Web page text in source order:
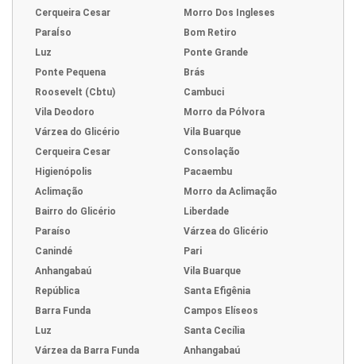
Cerqueira Cesar
Morro Dos Ingleses
ParaÍso
Bom Retiro
Luz
Ponte Grande
Ponte Pequena
Brás
Roosevelt (Cbtu)
Cambuci
Vila Deodoro
Morro da Pólvora
Várzea do Glicério
Vila Buarque
Cerqueira Cesar
Consolação
Higienópolis
Pacaembu
Aclimação
Morro da Aclimação
Bairro do Glicério
Liberdade
Paraíso
Várzea do Glicério
Canindé
Pari
Anhangabaú
Vila Buarque
República
Santa Efigênia
Barra Funda
Campos Elíseos
Luz
Santa Cecília
Várzea da Barra Funda
Anhangabaú